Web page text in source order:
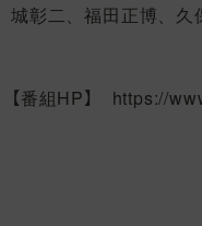
城彰二、福田正博、久
【番組HP】 https://